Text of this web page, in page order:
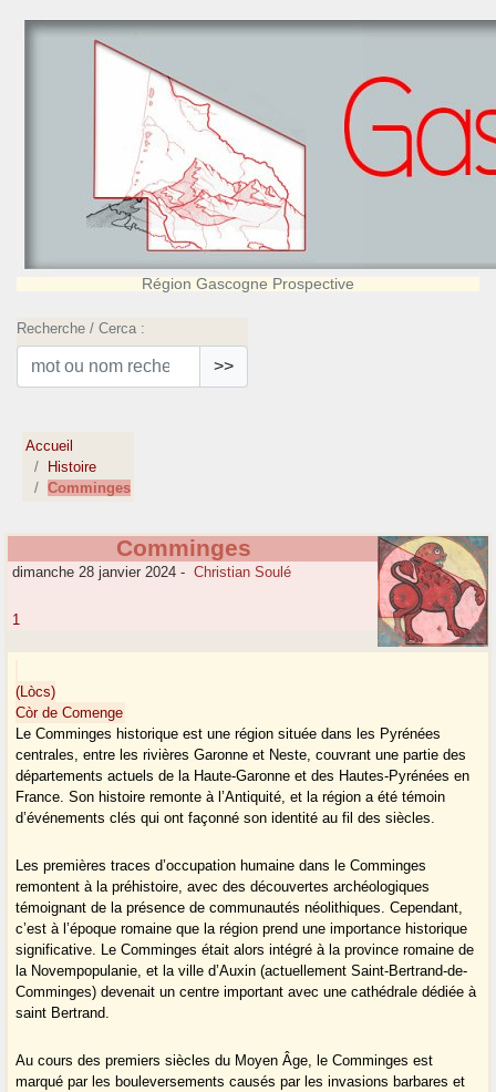
Région Gascogne Prospective
Recherche / Cerca :
>>
Accueil
Histoire
Comminges
Comminges
dimanche 28 janvier 2024 - Christian Soulé
1
(Lòcs)
Còr de Comenge
Le Comminges historique est une région située dans les Pyrénées
centrales, entre les rivières Garonne et Neste, couvrant une partie des
départements actuels de la Haute-Garonne et des Hautes-Pyrénées en
France. Son histoire remonte à l’Antiquité, et la région a été témoin
d’événements clés qui ont façonné son identité au fil des siècles.
Les premières traces d’occupation humaine dans le Comminges
remontent à la préhistoire, avec des découvertes archéologiques
témoignant de la présence de communautés néolithiques. Cependant,
c’est à l’époque romaine que la région prend une importance historique
significative. Le Comminges était alors intégré à la province romaine de
la Novempopulanie, et la ville d’Auxin (actuellement Saint-Bertrand-de-
Comminges) devenait un centre important avec une cathédrale dédiée à
saint Bertrand.
Au cours des premiers siècles du Moyen Âge, le Comminges est
marqué par les bouleversements causés par les invasions barbares et